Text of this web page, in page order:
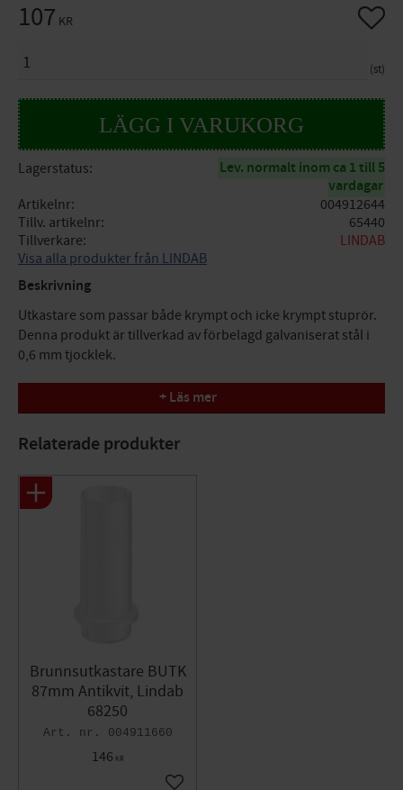
107 KR
st
Lägg
Lagerstatus
Lev. normalt inom ca 1 till 5
vardagar
Artikelnr
004912644
Tillv. artikelnr
65440
Tillverkare
LINDAB
Visa alla produkter från LINDAB
Beskrivning
Utkastare som passar både krympt och icke krympt stuprör.
Denna produkt är tillverkad av förbelagd galvaniserat stål i
0,6 mm tjocklek.
Dimensioner: 87
+ Läs mer
Relaterade produkter
Brunnsutkastare BUTK
87mm Antikvit, Lindab
68250
004911660
146 KR